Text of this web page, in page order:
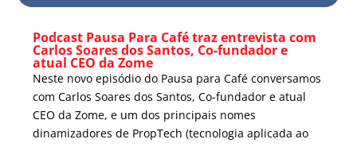
Podcast Pausa Para Café traz entrevista com
Carlos Soares dos Santos, Co-fundador e
atual CEO da Zome
Neste novo episódio do Pausa para Café conversamos
com Carlos Soares dos Santos, Co-fundador e atual
CEO da Zome, e um dos principais nomes
dinamizadores de PropTech (tecnologia aplicada ao